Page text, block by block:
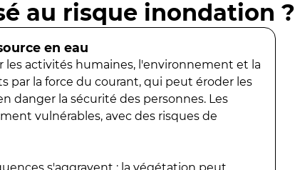
au risque inondation ?
en eau
activités humaines, l'environnement et la
par la force du courant, qui peut éroder les
danger la sécurité des personnes. Les
vulnérables, avec des risques de